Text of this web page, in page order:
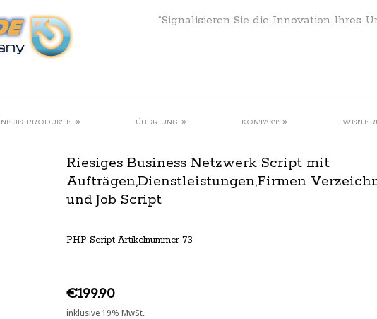
“Signalisieren Sie die Innovation Ihres
NEUE PRODUKTE » ÜBER UNS » KONTAKT »
Riesiges Business Netzwerk Script mit
Aufträgen,Dienstleistungen,Firmen
und Job Script
PHP Script Artikelnummer 73
€199.90
inklusive 19% MwSt.